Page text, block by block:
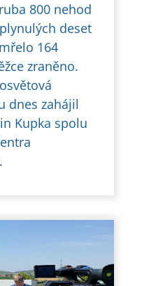
800 nehod
deset
164
zraněno.
dnes zahájil
Kupka spolu